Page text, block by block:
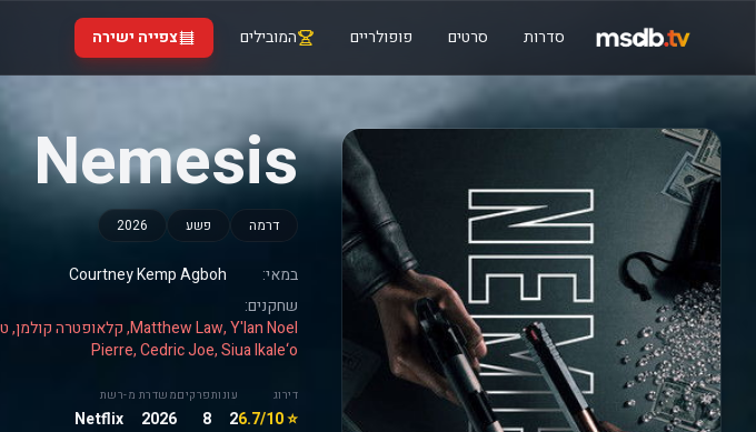
סדרות סרטים פופולריים המובילים צפייה ישירה
Nemesis
דרמה פשע 2026
במאי:
Courtney Kemp Agboh
שחקנים:
Pierre, Cedric Joe, Siua Ikale‘o
דירוג
⭐ 6.7/10
עונות
2
פרקים
8
משדרת מ-
2026
רשת
Netflix